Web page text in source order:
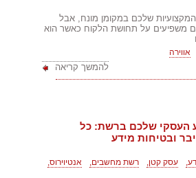
המקצועיות שלכם במקומן מונח, אבל
משפיעים על תחושת הלקוח כאשר הוא
אווירה
להמשך קריאה
העסקי שלכם ברשת: כל
ובטיחות מידע
עסק קטן, רשת מחשבים,
אנטיוירוס,